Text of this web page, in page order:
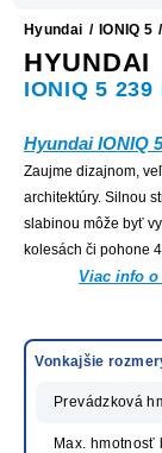
Hyundai / IONIQ 5 /
HYUNDAI
IONIQ 5
Hyundai IONIQ 5
Zaujme dizajnom,
architektúry. Silnou
slabinou môže byť
kolesách či pohone
Viac info o
Vonkajšie
Prevádzková
Max. hmotnosť